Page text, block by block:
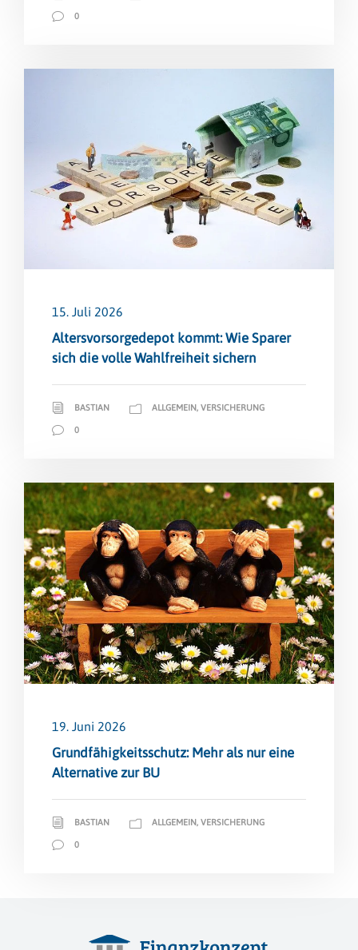
0
15. Juli 2026
Altersvorsorge­depot kommt: Wie Sparer
sich die volle Wahlfreiheit sichern
BASTIAN ALLGEMEIN, VERSICHERUNG
0
19. Juni 2026
Grundfähigkeitsschutz: Mehr als nur eine
Alternative zur BU
BASTIAN ALLGEMEIN, VERSICHERUNG
0